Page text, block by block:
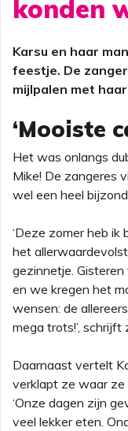
konden
Karsu en haar
feestje. De
mijlpalen met
‘Mooiste
Het was onlangs
Mike! De zangeres
wel een heel
‘Deze zomer heb
het
gezinnetje.
en we kregen het
wensen: de
mega trots!’, schrijft
Daarnaast vertelt
verklapt ze waar ze
‘Onze dagen zijn
veel lekker eten.